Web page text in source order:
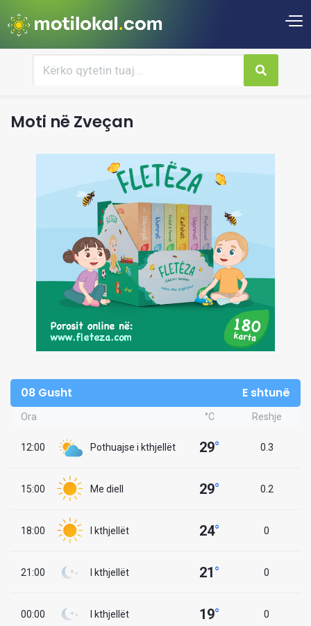
Moti në Zveçan
08 Gusht E shtunë
Ora °C Reshje
12:00 Pothuajse i kthjellët 29° 0.3
15:00 Me diell 29° 0.2
18:00 I kthjellët 24° 0
21:00 I kthjellët 21° 0
00:00 I kthjellët 19° 0